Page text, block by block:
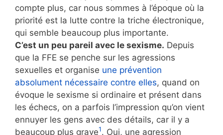
compte plus, car nous sommes à l’époque où la
priorité est la lutte contre la triche électronique,
qui semble beaucoup plus importante.
C’est un peu pareil avec le sexisme. Depuis
que la FFE se penche sur les agressions
sexuelles et organise une prévention
absolument nécessaire contre elles, quand on
évoque le sexisme si ordinaire et présent dans
les échecs, on a parfois l’impression qu’on vient
ennuyer les gens avec des détails, car il y a
beaucoup plus grave1. Oui, une agression